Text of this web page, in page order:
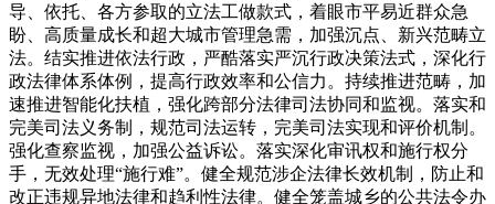
导、依托、各方参取的立法工做款式，着眼市平易近群众急
盼、高质量成长和超大城市管理急需，加强沉点、新兴范畴立
法。结实推进依法行政，严酷落实严沉行政决策法式，深化行
政法律体系体例，提高行政效率和公信力。持续推进范畴，加
速推进智能化扶植，强化跨部分法律司法协同和监视。落实和
完美司法义务制，规范司法运转，完美司法实现和评价机制。
强化查察监视，加强公益诉讼。落实深化审讯权和施行权分
手，无效处理“施行难”。健全规范涉企法律长效机制，防止和
改正违规异地法律和趋利性法律。健全笼盖城乡的公共法令办